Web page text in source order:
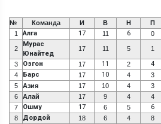
№ Команда И В Н П
1
Алга 17 11 6 0
2
Мурас
Юнайтед
17 11 5 1
3 Озгон 17 11 2 4
4 Барс 17 10 4 3
5 Азия 17 10 4 3
6
Алай 17 9 4 4
7
Ошму 17 6 5 6
8 Дордой 18 6 4 8